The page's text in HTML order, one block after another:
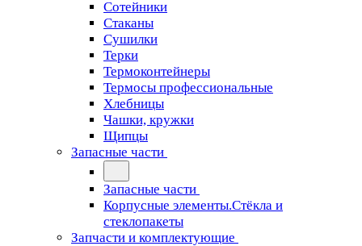
Сотейники
Стаканы
Сушилки
Терки
Термоконтейнеры
Термосы профессиональные
Хлебницы
Чашки, кружки
Щипцы
Запасные части
Запасные части
Корпусные элементы.Стёкла и
стеклопакеты
Запчасти и комплектующие